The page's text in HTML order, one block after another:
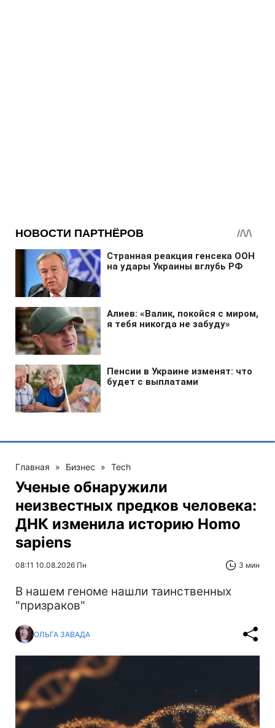
Главная » Бизнес » Tech
Ученые обнаружили
неизвестных предков человека:
ДНК изменила историю Homo
sapiens
08:11 10.08.2026 Пн 3 мин
В нашем геноме нашли таинственных
"призраков"
ОЛЬГА ЗАВАДА